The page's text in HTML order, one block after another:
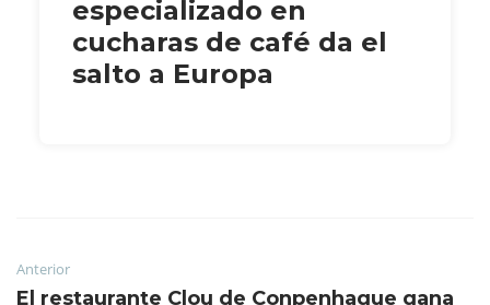
especializado en
cucharas de café da el
salto a Europa
Anterior
El restaurante Clou de Conpenhague gana